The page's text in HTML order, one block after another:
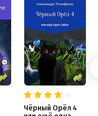
Чёрный Орёл 4